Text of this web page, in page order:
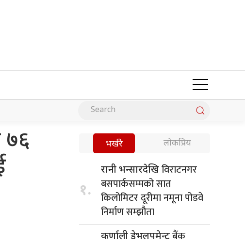
७६
भर्खरै लोकप्रिय
१.
रानी भन्सारदेखिविराटनगर
बसपार्कसम्मको सात
किलोमिटर दूरीमा नमूना पोडवे
निर्माण सम्झौता
कर्णाली डेभलपमेन्टबैंक